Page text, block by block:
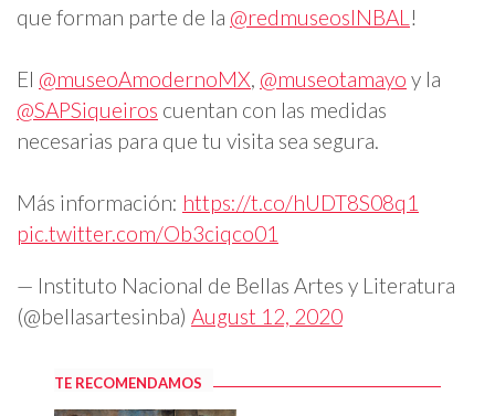
que forman parte de la @redmuseosINBAL !
El @museoAmodernoMX @museotamayo y la
@SAPSiqueiros cuentan con las medidas
necesarias para que tu visita sea segura.
Más información: https://t.co/hUDT8S08q1
pic.twitter.com/Ob3ciqco01
— Instituto Nacional de Bellas Artes y Literatura
(@bellasartesinba) August 12, 2020
TE RECOMENDAMOS